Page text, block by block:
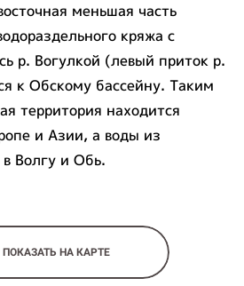
меньшая часть
кряжа с
р. Вогулкой (левый приток р.
к Обскому бассейну. Таким
территория находится
и Азии, а воды из
Волгу и Обь.
ПОКАЗАТЬ НА КАРТЕ